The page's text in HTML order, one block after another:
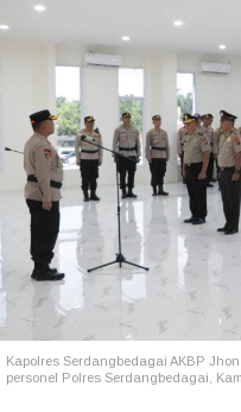
Kapolres Serdangbedagai AKBP
personel Polres Serdangbedagai,